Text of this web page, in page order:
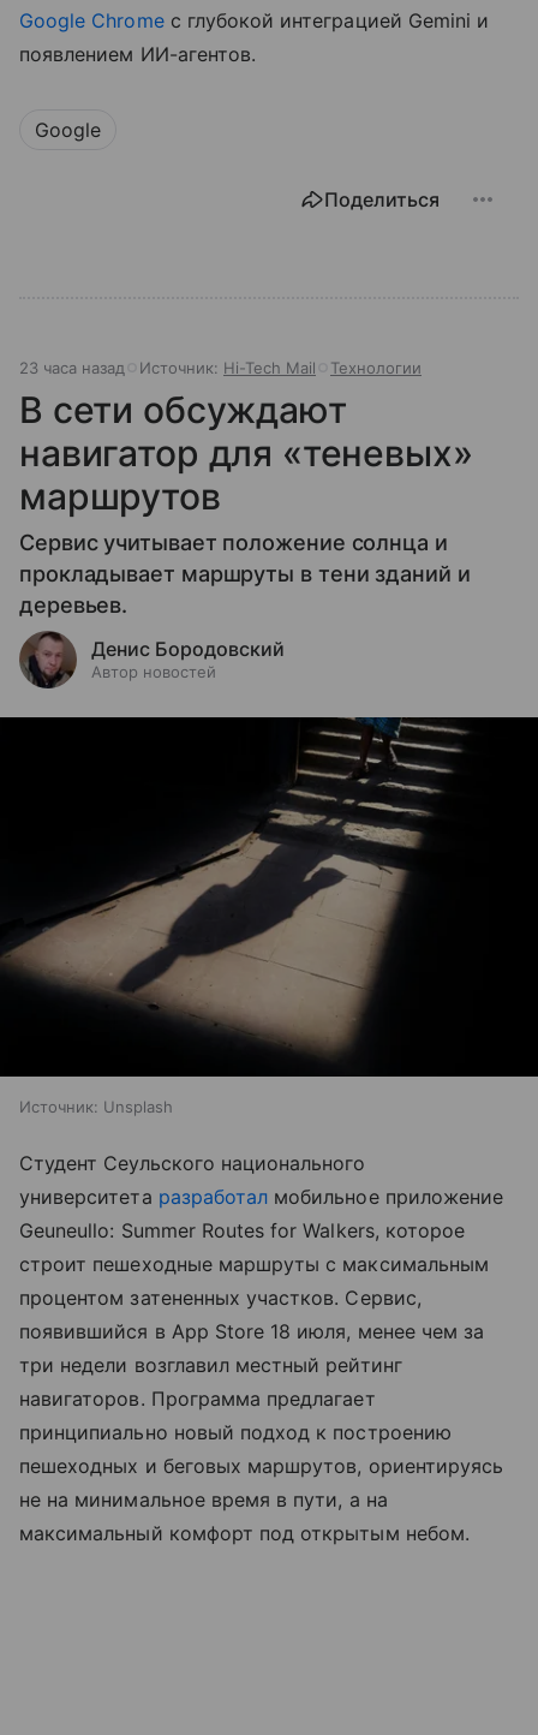
Google Chromeс глубокой интеграцией Gemini и
появлением ИИ-агентов.
Google
Поделиться
23 часа назад Источник: Hi-Tech Mail Технологии
В сети обсуждают
навигатор для «теневых»
маршрутов
Сервис учитывает положение солнца и
прокладывает маршруты в тени зданий и
деревьев.
Денис Бородовский
Автор новостей
Источник: Unsplash
Студент Сеульского национального
университета разработал мобильное приложение
Geuneullo: Summer Routes for Walkers, которое
строит пешеходные маршруты с максимальным
процентом затененных участков. Сервис,
появившийся в App Store 18 июля, менее чем за
три недели возглавил местный рейтинг
навигаторов. Программа предлагает
принципиально новый подход к построению
пешеходных и беговых маршрутов, ориентируясь
не на минимальное время в пути, а на
максимальный комфорт под открытым небом.